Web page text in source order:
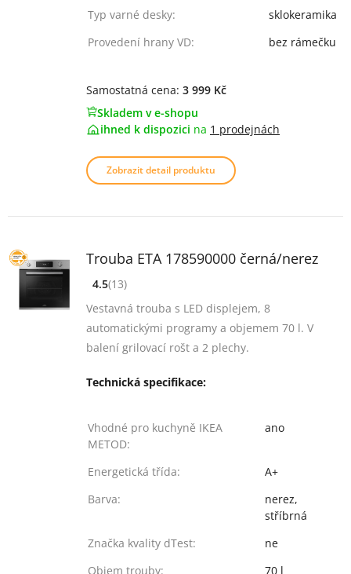
Typ varné desky:
sklokeramika
Provedení hrany VD:
bez rámečku
Samostatná cena: 3 999 Kč
Skladem v e-shopu
ihned k dispozici na 1 prodejnách
Zobrazit detail produktu
Trouba ETA 178590000 černá/nerez
[common_new:review_aria]
([common_new:rating_count] 13)
4.5
z 5
4.5(13)
Vestavná trouba s LED displejem, 8
automatickými programy a objemem 70 l. V
balení grilovací rošt a 2 plechy.
Technická specifikace:
Vhodné pro kuchyně IKEA
METOD:
ano
Energetická třída:
A+
Barva:
nerez,
stříbrná
Značka kvality dTest:
ne
Objem trouby:
70 l